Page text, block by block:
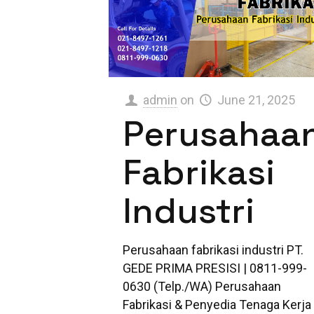
admin on June 21, 2025
Fabrikasi
Industri
Perusahaan fabrikasi industri PT.
GEDE PRIMA PRESISI | 0811-999-
0630 (Telp./WA) Perusahaan
Fabrikasi & Penyedia Tenaga Kerja